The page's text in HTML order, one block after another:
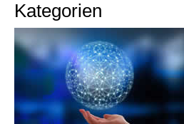
Kategorien